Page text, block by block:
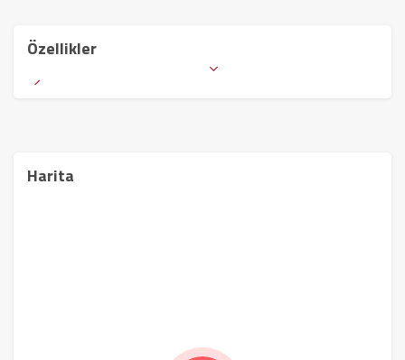
Özellikler
Harita